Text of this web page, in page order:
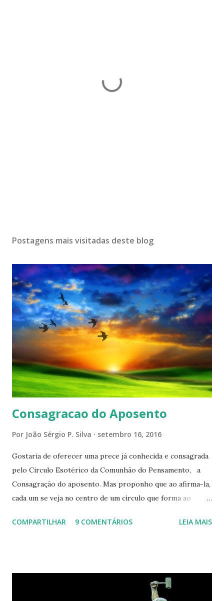
Postagens mais visitadas deste blog
Consagracao do Aposento
Por João Sérgio P. Silva setembro 16, 2016
Gostaria de oferecer uma prece já conhecida e consagrada
pelo Circulo Esotérico da Comunhão do Pensamento, a
Consagração do aposento. Mas proponho que ao afirma-la,
cada um se veja no centro de um círculo que forma ao
cada um de nós mesmos. Um círculo que cresce e se
relacionamos e vai se ampliando e tocando os círculos
iluminados daqueles com que cooperamos, formando um
COMPARTILHAR 9 COMENTÁRIOS LEIA MAIS